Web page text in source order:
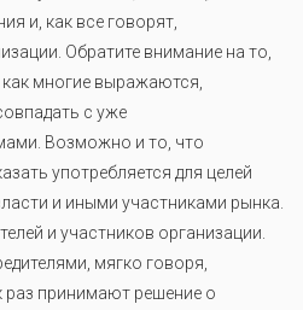
и, как все говорят,
Обратите внимание на то,
многие выражаются,
с уже
Возможно и то, что
употребляется для целей
и иными участниками рынка.
и участников организации.
мягко говоря,
раз принимают решение о